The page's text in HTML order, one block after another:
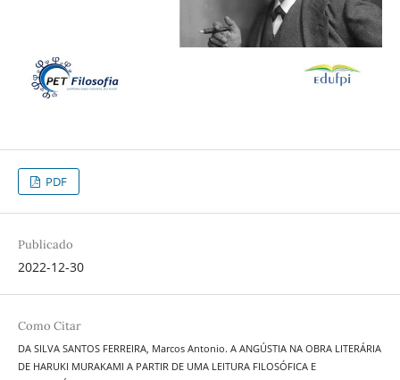
PDF
Publicado
2022-12-30
Como Citar
DA SILVA SANTOS FERREIRA, Marcos Antonio. A ANGÚSTIA NA OBRA LITERÁRIA
DE HARUKI MURAKAMI A PARTIR DE UMA LEITURA FILOSÓFICA E